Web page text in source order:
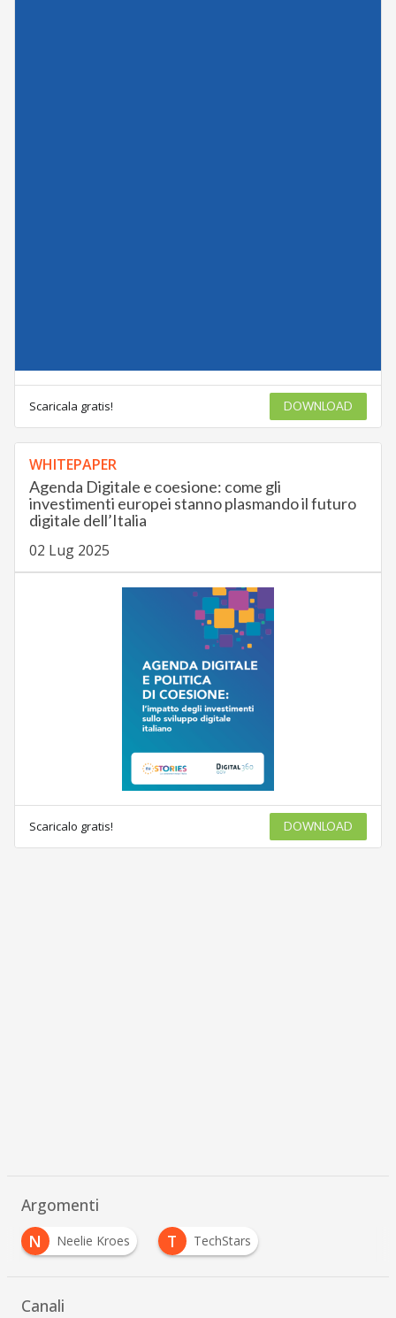
Scaricala gratis! DOWNLOAD
WHITEPAPER
Agenda Digitale e coesione: come gli
investimenti europei stanno plasmando il futuro
digitale dell’Italia
02 Lug 2025
Scaricalo gratis! DOWNLOAD
Argomenti
N
Neelie Kroes T TechStars
Canali